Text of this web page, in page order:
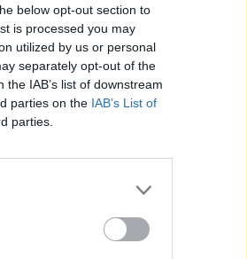
below opt-out section to
is processed you may
utilized by us or personal
separately opt-out of the
IAB’s list of downstream
parties on the IAB’s List of
parties.